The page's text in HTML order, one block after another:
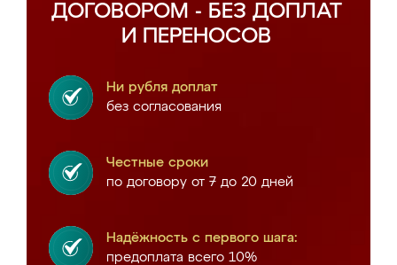
ДОГОВОРОМ - БЕЗ ДОПЛАТ
И ПЕРЕНОСОВ
Ни рубля доплат
без согласования
Честные сроки
по договору от 7 до 20 дней
Надёжность с первого шага:
предоплата всего 10%